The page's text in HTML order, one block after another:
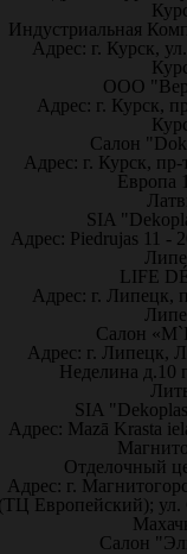
Индустриальная
Адрес: г. Курск,
ООО
Адрес: г. Курск,
Салон
Адрес: г. Курск,
Европа
SIA
Адрес: Piedrujas 11 -
LIFE
Адрес: г. Липецк,
Салон
Адрес: г. Липецк,
Неделина д.10
SIA
Адрес: Mazā Krasta
Отделочный
Адрес: г.
Европейский); ул.
Салон